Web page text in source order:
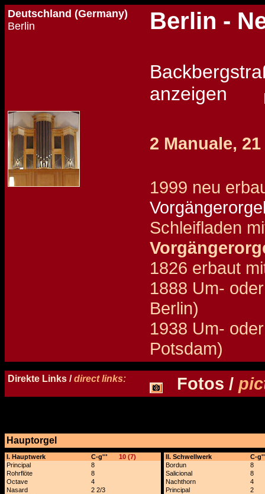
Deutschland (Germany)
Berlin
Berlin -
anzeigen
2 Manuale,
1999 neu
Schleifladen
1826 erbaut
1888 Um-
Berlin)
1938 Um-
Potsdam)
Direkte Links /direct links: Fotos /
Hauptorgel
I. Hauptwerk C-g''' 10 (7) II. Schwellwerk
C-
Principal
8 Bordun
8
Rohrflöte
8 Salicional
8
Octave
4 Nachthorn
4
Nasard
2 2/3 Principal
2